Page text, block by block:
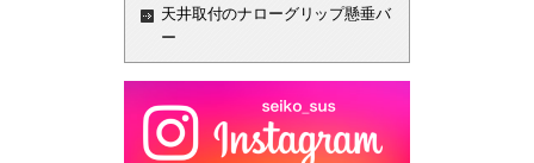
天井取付のナローグリップ懸垂バ
ー